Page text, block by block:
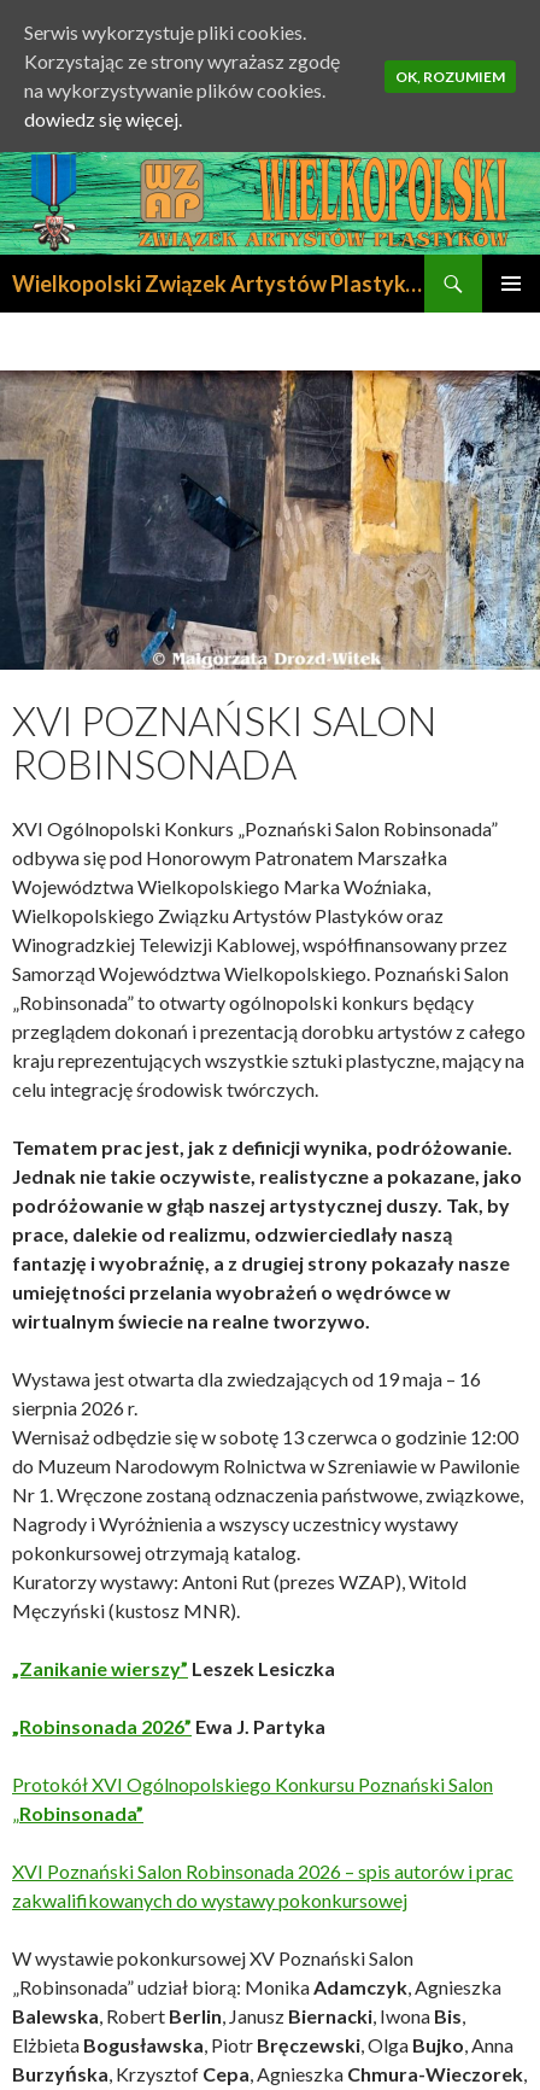
Wielkopolski Związek Artystów Plastyków
XVI POZNAŃSKI SALON
ROBINSONADA
XVI Ogólnopolski Konkurs „Poznański Salon Robinsonada”
odbywa się pod Honorowym Patronatem Marszałka
Województwa Wielkopolskiego Marka Woźniaka,
Wielkopolskiego Związku Artystów Plastyków oraz
Winogradzkiej Telewizji Kablowej, współfinansowany przez
Samorząd Województwa Wielkopolskiego. Poznański Salon
„Robinsonada” to otwarty ogólnopolski konkurs będący
przeglądem dokonań i prezentacją dorobku artystów z całego
kraju reprezentujących wszystkie sztuki plastyczne, mający na
celu integrację środowisk twórczych.
Tematem prac jest, jak z definicji wynika, podróżowanie.
Jednak nie takie oczywiste, realistyczne a pokazane, jako
podróżowanie w głąb naszej artystycznej duszy. Tak, by
prace, dalekie od realizmu, odzwierciedlały naszą
fantazję i wyobraźnię, a z drugiej strony pokazały nasze
umiejętności przelania wyobrażeń o wędrówce w
wirtualnym świecie na realne tworzywo.
Wystawa jest otwarta dla zwiedzających od 19 maja – 16
sierpnia 2026 r.
Wernisaż odbędzie się w sobotę 13 czerwca o godzinie 12:00
do Muzeum Narodowym Rolnictwa w Szreniawie w Pawilonie
Nr 1. Wręczone zostaną odznaczenia państwowe, związkowe,
Nagrody i Wyróżnienia a wszyscy uczestnicy wystawy
pokonkursowej otrzymają katalog.
Kuratorzy wystawy: Antoni Rut (prezes WZAP), Witold
Męczyński (kustosz MNR).
„Zanikanie wierszy” Leszek Lesiczka
„Robinsonada 2026” Ewa J. Partyka
Protokół XVI Ogólnopolskiego Konkursu Poznański Salon
„Robinsonada”
XVI Poznański Salon Robinsonada 2026 – spis autorów i prac
zakwalifikowanych do wystawy pokonkursowej
W wystawie pokonkursowej XV Poznański Salon
„Robinsonada” udział biorą: MonikaAdamczyk, Agnieszka
Balewska, Robert Berlin, Janusz Biernacki, Iwona Bis,
Elżbieta Bogusławska, Piotr Bręczewski, Olga Bujko, Anna
Burzyńska, Krzysztof Cepa, Agnieszka Chmura-Wieczorek,
Serwis wykorzystuje pliki cookies.
Korzystając ze strony wyrażasz zgodę
na wykorzystywanie plików cookies.
dowiedz się więcej.
OK, ROZUMIEM